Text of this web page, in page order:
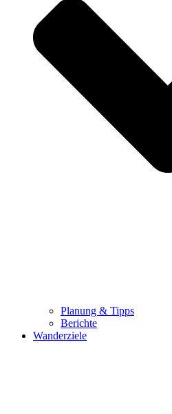
Planung & Tipps
Berichte
Wanderziele